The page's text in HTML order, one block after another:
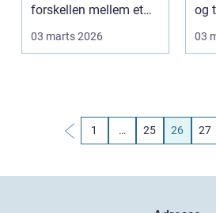
forskellen mellem et
trygt boligkøb og dyre,
03 marts 2026
og
03
1 … 25 26 27